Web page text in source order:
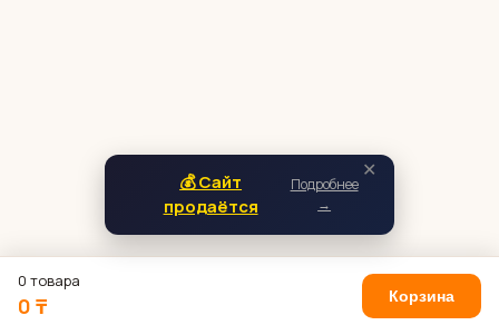
✕
💰 Сайт
продаётся
Подробнее
→
0 товара
0 ₸ Корзина